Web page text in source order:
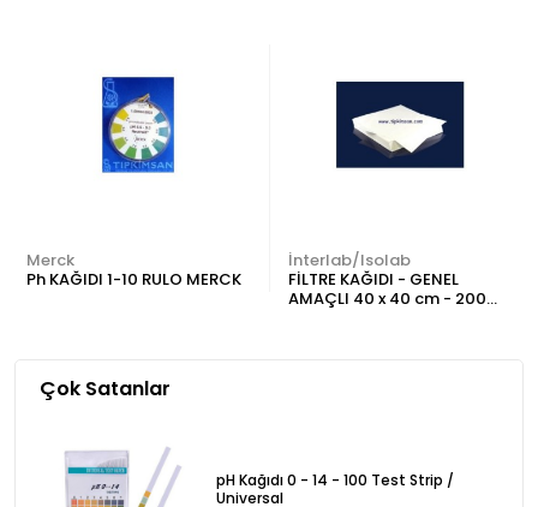
Merck
Ph KAĞIDI 1-10 RULO MERCK
İnterlab/Isolab
FİLTRE KAĞIDI - GENEL
AMAÇLI 40 x 40 cm - 200
Çok Satanlar
pH Kağıdı 0 - 14 - 100 Test Strip /
Universal